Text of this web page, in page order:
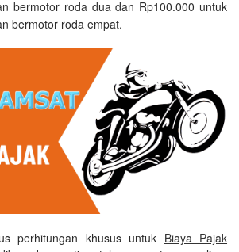
bermotor roda dua dan Rp100.000 untuk
bermotor roda empat.
perhitungan khusus untuk Biaya Pajak